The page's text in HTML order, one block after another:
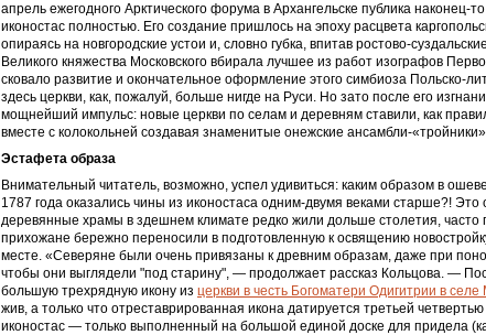
апрель ежегодного Арктического форума в Архангельске публика наконец-
иконостас полностью. Его создание пришлось на эпоху расцвета
опираясь на новгородские устои и, словно губка, впитав ростово-
Великого княжества Московского вбирала лучшее из работ изографов
сковало развитие и окончательное оформление этого симбиоза Польско-
здесь церкви, как, пожалуй, больше нигде на Руси. Но зато после его
мощнейший импульс: новые церкви по селам и деревням ставили, как
вместе с колокольней создавая знаменитые онежские ансамбли-
Эстафета образа
Внимательный читатель, возможно, успел удивиться: каким образом в
1787 года оказались чины из иконостаса одним-двумя веками старше?!
деревянные храмы в здешнем климате редко жили дольше столетия, часто
прихожане бережно переносили в подготовленную к освящению
месте. «Северяне были очень привязаны к древним образам, даже при
чтобы они выглядели "под старину", — продолжает рассказ Кольцова. —
большую трехрядную икону из церкви в честь Богоматери Одигитрии в
жив, а только что отреставрированная икона датируется третьей
иконостас — только выполненный на большой единой доске для придела